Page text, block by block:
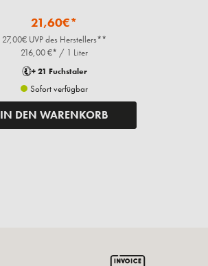
21,60€*
27,00€ UVP des Herstellers**
216,00 €* / 1 Liter
+ 21 Fuchstaler
Sofort verfügbar
IN DEN WARENKORB